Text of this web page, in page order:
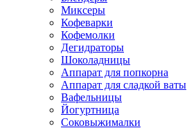
Миксеры
Кофеварки
Кофемолки
Дегидраторы
Шоколадницы
Аппарат для попкорна
Аппарат для сладкой ваты
Вафельницы
Йогуртница
Соковыжималки